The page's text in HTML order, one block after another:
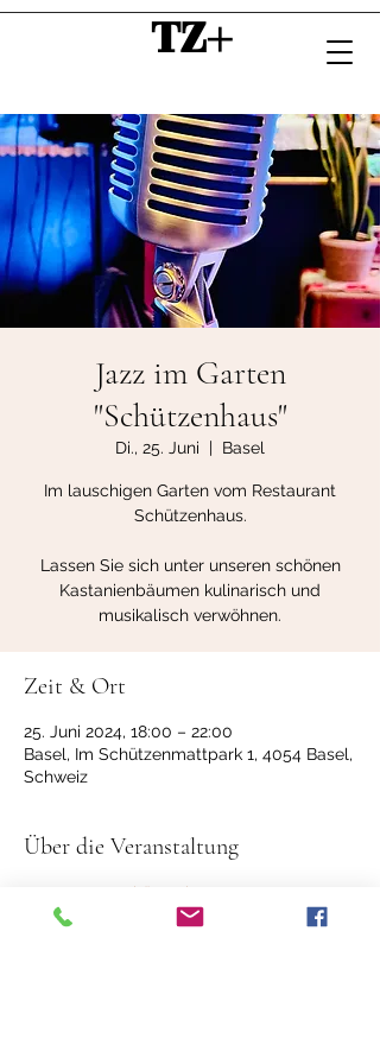
TZ+
Jazz im Garten
"Schützenhaus"
Di., 25. Juni
  |
Basel
Im lauschigen Garten vom Restaurant
Schützenhaus.
Lassen Sie sich unter unseren schönen
Kastanienbäumen kulinarisch und
musikalisch verwöhnen.
Zeit & Ort
25. Juni 2024, 18:00 – 22:00
Basel, Im Schützenmattpark 1, 4054 Basel,
Schweiz
Über die Veranstaltung
Restaurant Schützenhaus